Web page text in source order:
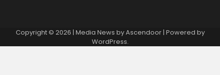
Copyright © 2026 | Media News byAscendoor| Powered by
WordPress.